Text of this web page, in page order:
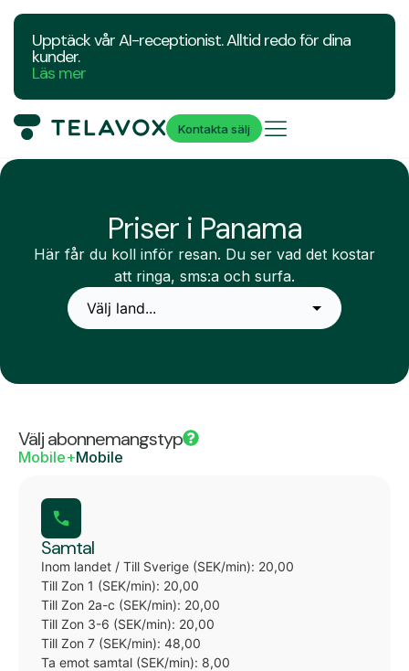
Upptäck vår AI-receptionist. Alltid redo för dina
kunder.
Läs mer
Kontakta sälj
Priser i Panama
Här får du koll inför resan. Du ser vad det kostar
att ringa, sms:a och surfa.
Välj abonnemangstyp
Mobile+Mobile
Samtal
Inom landet / Till Sverige (SEK/min): 20,00
Till Zon 1 (SEK/min): 20,00
Till Zon 2a-c (SEK/min): 20,00
Till Zon 3-6 (SEK/min): 20,00
Till Zon 7 (SEK/min): 48,00
Ta emot samtal (SEK/min): 8,00